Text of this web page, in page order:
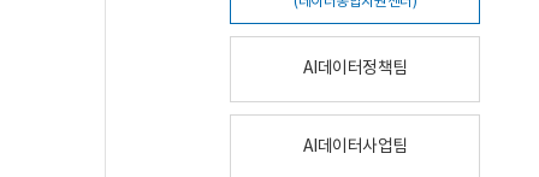
AI데이터정책팀
AI데이터사업팀